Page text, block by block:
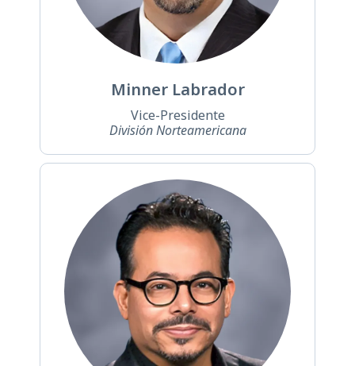
Minner Labrador
Vice-Presidente
División Norteamericana